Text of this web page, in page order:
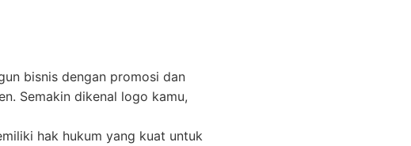
bisnis dengan promosi dan
Semakin dikenal logo kamu,
hak hukum yang kuat untuk